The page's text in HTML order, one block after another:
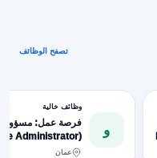
تصفح الوظائف
و
وظائف خالية
فرصة عمل: مسؤول/
محاسبة مرموق في
عمان